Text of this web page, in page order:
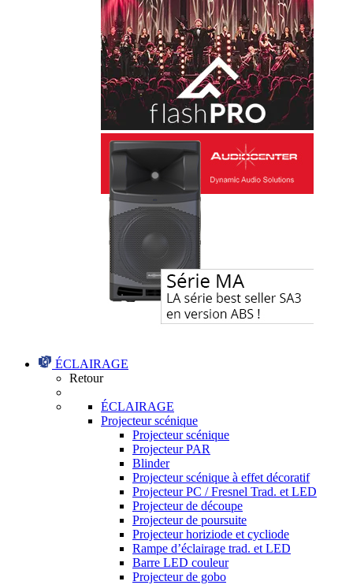
ÉCLAIRAGE
Retour
ÉCLAIRAGE
Projecteur scénique
Projecteur scénique
Projecteur PAR
Blinder
Projecteur scénique à effet décoratif
Projecteur PC / Fresnel Trad. et LED
Projecteur de découpe
Projecteur de poursuite
Projecteur horiziode et cycliode
Rampe d’éclairage trad. et LED
Barre LED couleur
Projecteur de gobo